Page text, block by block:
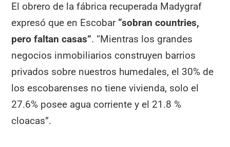
El obrero de la fábrica recuperada Madygraf
expresó que en Escobar “sobran countries,
pero faltan casas”. “Mientras los grandes
negocios inmobiliarios construyen barrios
privados sobre nuestros humedales, el 30% de
los escobarenses no tiene vivienda, solo el
27.6% posee agua corriente y el 21.8 %
cloacas”.